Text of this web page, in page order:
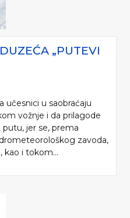
„PUTEVI
učesnici u saobraćaju
vožnje i da prilagode
jer se, prema
zavoda,
kao i tokom...